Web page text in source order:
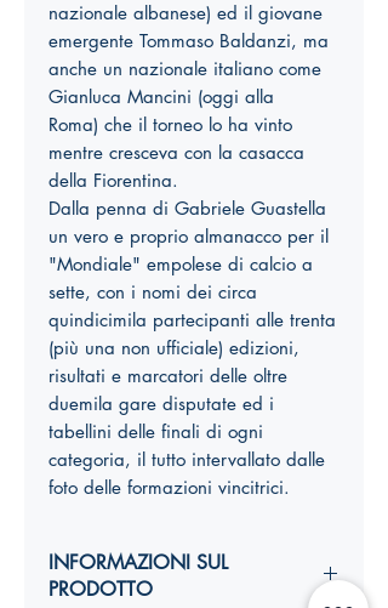
nazionale albanese) ed il giovane
emergente Tommaso Baldanzi, ma
anche un nazionale italiano come
Gianluca Mancini (oggi alla
Roma) che il torneo lo ha vinto
mentre cresceva con la casacca
della Fiorentina.
Dalla penna di Gabriele Guastella
un vero e proprio almanacco per il
"Mondiale" empolese di calcio a
sette, con i nomi dei circa
quindicimila partecipanti alle trenta
(più una non ufficiale) edizioni,
risultati e marcatori delle oltre
duemila gare disputate ed i
tabellini delle finali di ogni
categoria, il tutto intervallato dalle
foto delle formazioni vincitrici.
INFORMAZIONI SUL
PRODOTTO